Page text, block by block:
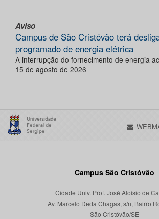
Aviso
Campus de São Cristóvão terá
programado de energia elétrica
A interrupção do fornecimento de energia
15 de agosto de 2026
Campus São Cristóvão
Cidade Univ. Prof. José Aloísio de
Av. Marcelo Deda Chagas, s/n, Bairro
São Cristóvão/SE